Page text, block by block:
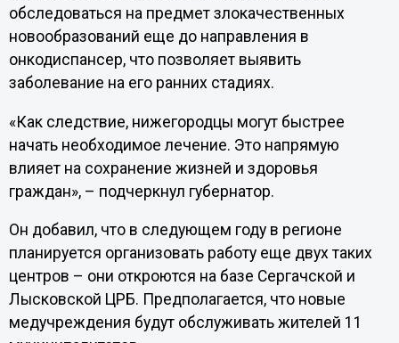
обследоваться на предмет злокачественных
новообразований еще до направления в
онкодиспансер, что позволяет выявить
заболевание на его ранних стадиях.
«Как следствие, нижегородцы могут быстрее
начать необходимое лечение. Это напрямую
влияет на сохранение жизней и здоровья
граждан», – подчеркнул губернатор.
Он добавил, что в следующем году в регионе
планируется организовать работу еще двух таких
центров – они откроются на базе Сергачской и
Лысковской ЦРБ. Предполагается, что новые
медучреждения будут обслуживать жителей 11